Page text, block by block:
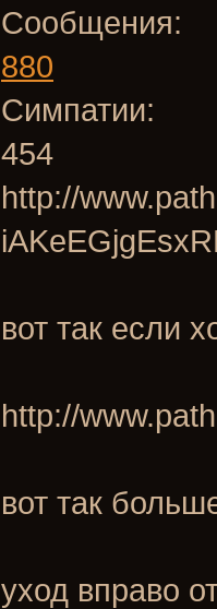
Сообщения:
880
Симпатии:
454
http://
вот так если
http://
вот так
уход вправо